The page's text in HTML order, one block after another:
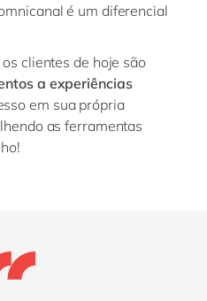
é um diferencial
clientes de hoje são
a experiências
em sua própria
as ferramentas